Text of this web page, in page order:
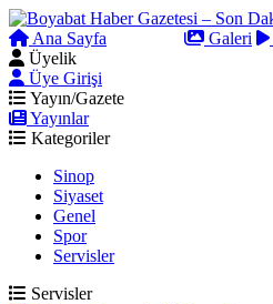
Ana Sayfa Galeri
Üyelik
Üye Girişi
Yayın/Gazete
Yayınlar
Kategoriler
Sinop
Siyaset
Genel
Spor
Servisler
Servisler